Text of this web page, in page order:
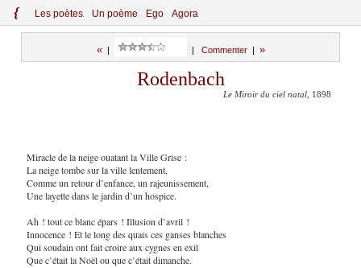
{ Les poètes Un poème Ego Agora
«| Commenter| »
Rodenbach
Le Miroir du ciel natal , 1898
Miracle de la neige ouatant la Ville Grise :
La neige tombe sur la ville lentement,
Comme un retour d’enfance, un rajeunissement,
Une layette dans le jardin d’un hospice.
Ah ! tout ce blanc épars ! Illusion d’avril !
Innocence ! Et le long des quais ces ganses blanches
Qui soudain ont fait croire aux cygnes en exil
Que c’était la Noël ou que c’était dimanche.